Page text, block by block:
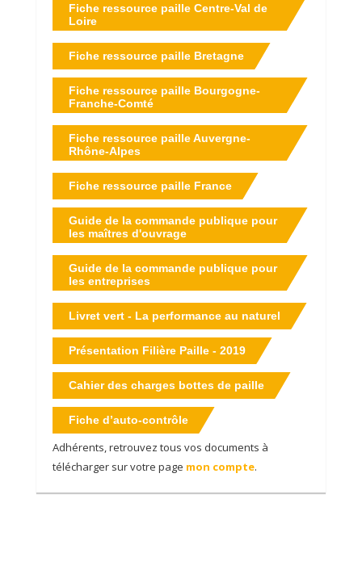
Fiche ressource paille Centre-Val de
Loire
Fiche ressource paille Bretagne
Fiche ressource paille Bourgogne-
Franche-Comté
Fiche ressource paille Auvergne-
Rhône-Alpes
Fiche ressource paille France
Guide de la commande publique pour
les maîtres d'ouvrage
Guide de la commande publique pour
les entreprises
Livret vert - La performance au naturel
Présentation Filière Paille - 2019
Cahier des charges bottes de paille
Fiche d’auto-contrôle
Adhérents, retrouvez tous vos documents à
télécharger sur votre page mon compte.